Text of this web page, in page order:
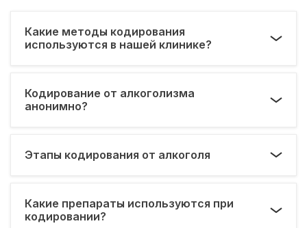
Какие методы кодирования
используются в нашей клинике?
Кодирование от алкоголизма
анонимно?
Этапы кодирования от алкоголя
Какие препараты используются при
кодировании?